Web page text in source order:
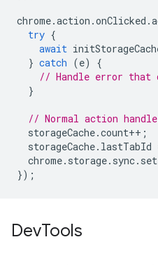
chrome.action .onClicked .
try {
await
} catch (e)
{
// Handle error that
}
// Normal action
storageCache.count++ ;
storageCache. lastTabId
chrome. storage. sync. set
});
DevTools